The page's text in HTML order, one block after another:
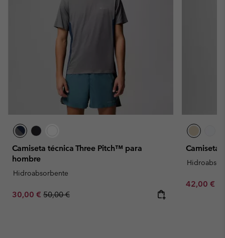
Camiseta técnica Three Pitch™ para
hombre
Hidroabsorbente
Sale price:
30,00 € Regular price:
50,00 €
Camiseta
Minimum
42,00 €